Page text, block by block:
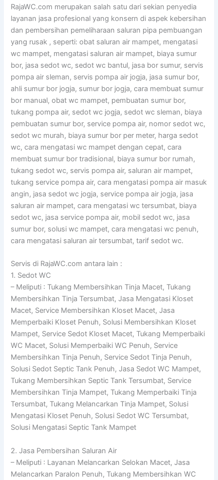
RajaWC.com merupakan salah satu dari sekian penyedia
layanan jasa profesional yang konsern di aspek kebersihan
dan pembersihan pemeliharaan saluran pipa pembuangan
yang rusak , seperti: obat saluran air mampet, mengatasi
wc mampet, mengatasi saluran air mampet, biaya sumur
bor, jasa sedot wc, sedot wc bantul, jasa bor sumur, servis
pompa air sleman, servis pompa air jogja, jasa sumur bor,
ahli sumur bor jogja, sumur bor jogja, cara membuat sumur
bor manual, obat wc mampet, pembuatan sumur bor,
tukang pompa air, sedot wc jogja, sedot wc sleman, biaya
pembuatan sumur bor, service pompa air, nomor sedot wc,
sedot wc murah, biaya sumur bor per meter, harga sedot
wc, cara mengatasi wc mampet dengan cepat, cara
membuat sumur bor tradisional, biaya sumur bor rumah,
tukang sedot wc, servis pompa air, saluran air mampet,
tukang service pompa air, cara mengatasi pompa air masuk
angin, jasa sedot wc jogja, service pompa air jogja, jasa
saluran air mampet, cara mengatasi wc tersumbat, biaya
sedot wc, jasa service pompa air, mobil sedot wc, jasa
sumur bor, solusi wc mampet, cara mengatasi wc penuh,
cara mengatasi saluran air tersumbat, tarif sedot wc.
Servis di RajaWC.com antara lain :
1. Sedot WC
– Meliputi : Tukang Membersihkan Tinja Macet, Tukang
Membersihkan Tinja Tersumbat, Jasa Mengatasi Kloset
Macet, Service Membersihkan Kloset Macet, Jasa
Memperbaiki Kloset Penuh, Solusi Membersihkan Kloset
Mampet, Service Sedot Kloset Macet, Tukang Memperbaiki
WC Macet, Solusi Memperbaiki WC Penuh, Service
Membersihkan Tinja Penuh, Service Sedot Tinja Penuh,
Solusi Sedot Septic Tank Penuh, Jasa Sedot WC Mampet,
Tukang Membersihkan Septic Tank Tersumbat, Service
Membersihkan Tinja Mampet, Tukang Memperbaiki Tinja
Tersumbat, Tukang Melancarkan Tinja Mampet, Solusi
Mengatasi Kloset Penuh, Solusi Sedot WC Tersumbat,
Solusi Mengatasi Septic Tank Mampet
2. Jasa Pembersihan Saluran Air
– Meliputi : Layanan Melancarkan Selokan Macet, Jasa
Melancarkan Paralon Penuh, Tukang Membersihkan WC